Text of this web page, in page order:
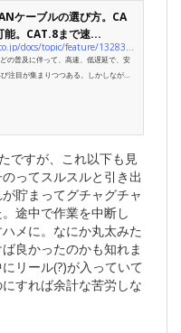
ケーブルの選び方。CA
。CAT.8まで速...
の普及に伴って、高速、低遅延で、安
注目が集まりつつある。しかしなが
いケーブルの選び方を解説しつつ、実
証してみた。
ですが、これ以下も見
ってスルスルと引き出
貯まってグチャグチャ
途中で作業を中断し
メに。なにか丸太みた
良かったのかも知れま
リール(?)が入っていて
すれば余計な苦労しな